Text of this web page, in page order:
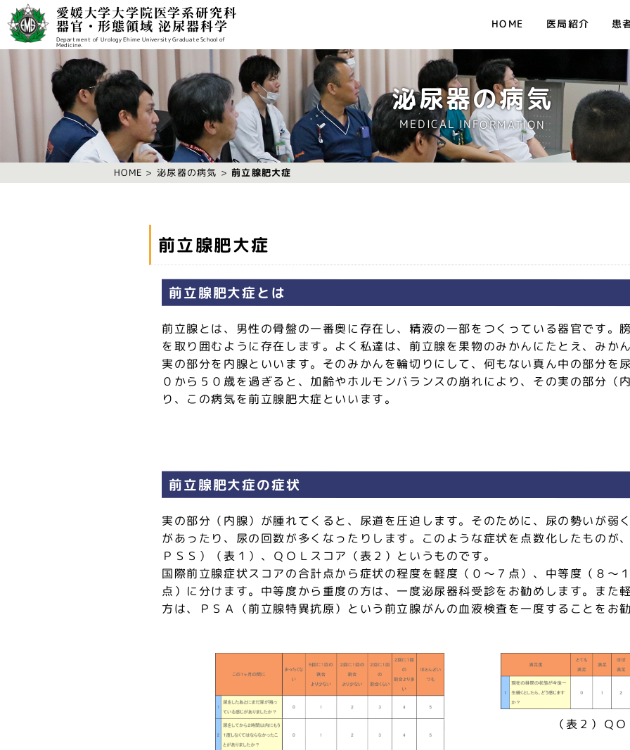
愛媛大学大学院医学系研究科
器官・形態領域 泌尿器科学
Department of Urology Ehime University Graduate School of
Medicine.
HOME 医局紹介 患
泌尿器の病気
MEDICAL INFORMATION
HOME 泌尿器の病気 前立腺肥大症
前立腺肥大症
前立腺肥大症とは
前立腺とは、男性の骨盤の一番奥に存在し、精液の一部をつくっている器官です。
を取り囲むように存在します。よく私達は、前立腺を果物のみかんにたとえ、みか
実の部分を内腺といいます。そのみかんを輪切りにして、何もない真ん中の部分を
０から５０歳を過ぎると、加齢やホルモンバランスの崩れにより、その実の部分（
り、この病気を前立腺肥大症といいます。
前立腺肥大症の症状
実の部分（内腺）が腫れてくると、尿道を圧迫します。そのために、尿の勢いが弱
があったり、尿の回数が多くなったりします。このような症状を点数化したものが
ＰＳＳ）（表１）、ＱＯＬスコア（表２）というものです。
国際前立腺症状スコアの合計点から症状の程度を軽度（０～７点）、中等度（８～
点）に分けます。中等度から重度の方は、一度泌尿器科受診をお勧めします。また
方は、ＰＳＡ（前立腺特異抗原）という前立腺がんの血液検査を一度することをお
（表２）Ｑ